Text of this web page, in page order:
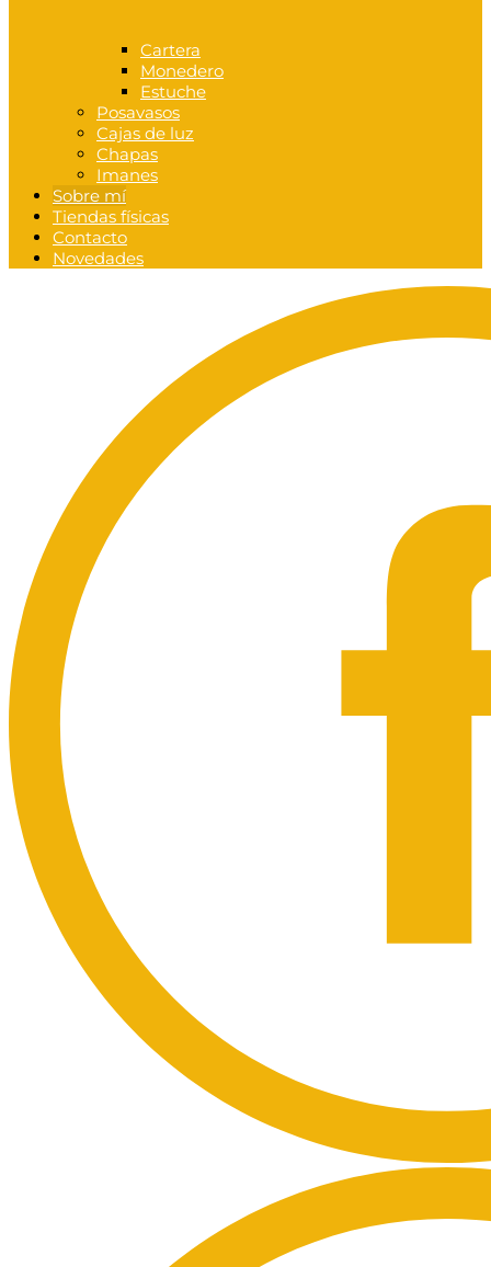
Cartera
Monedero
Estuche
Posavasos
Cajas de luz
Chapas
Imanes
Sobre mí
Tiendas físicas
Contacto
Novedades